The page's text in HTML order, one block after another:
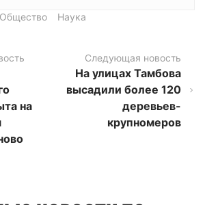
Общество Наука
на
Следующая новость
На улицах Тамбова
высадили более 120
деревьев-
крупномеров